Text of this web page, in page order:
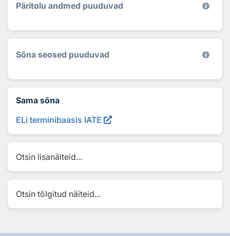
Päritolu andmed puuduvad
Sõna seosed puuduvad
Sama sõna
ELi terminibaasis IATE
Otsin lisanäiteid...
Otsin tõlgitud näiteid...